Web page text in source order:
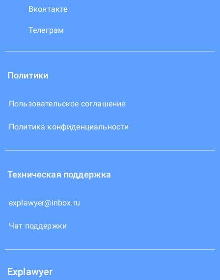
Вконтакте
Телеграм
Политики
Пользовательское соглашение
Политика конфиденциальности
Техническая поддержка
explawyer@inbox.ru
Чат поддержки
Explawyer